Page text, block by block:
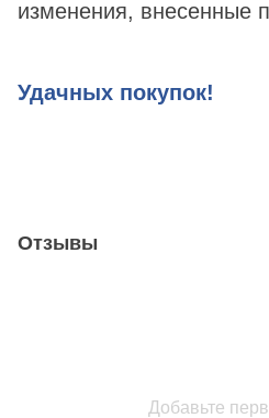
изменения, внесенные
Удачных покупок!
Отзывы
Добавьте